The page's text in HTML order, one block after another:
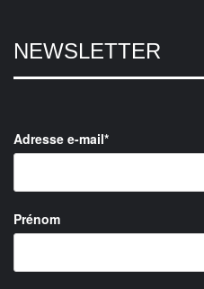
NEWSLETTER
Adresse e-mail*
Prénom